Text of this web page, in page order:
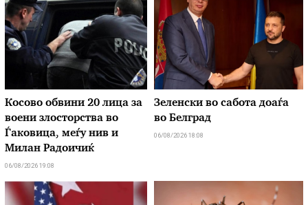
Косово обвини 20 лица за
воени злосторства во
Ѓаковица, меѓу нив и
Милан Радоичиќ
06/08/2026 19:08
Зеленски во сабота доаѓа
во Белград
06/08/2026 18:08